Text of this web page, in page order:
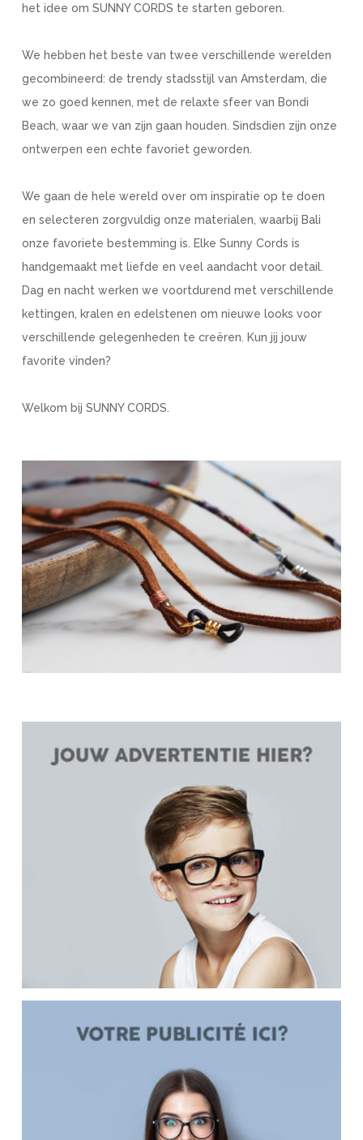
het idee om SUNNY CORDS te starten geboren.
We hebben het beste van twee verschillende werelden
gecombineerd: de trendy stadsstijl van Amsterdam, die
we zo goed kennen, met de relaxte sfeer van Bondi
Beach, waar we van zijn gaan houden. Sindsdien zijn onze
ontwerpen een echte favoriet geworden.
We gaan de hele wereld over om inspiratie op te doen
en selecteren zorgvuldig onze materialen, waarbij Bali
onze favoriete bestemming is. Elke Sunny Cords is
handgemaakt met liefde en veel aandacht voor detail.
Dag en nacht werken we voortdurend met verschillende
kettingen, kralen en edelstenen om nieuwe looks voor
verschillende gelegenheden te creëren. Kun jij jouw
favorite vinden?
Welkom bij SUNNY CORDS.